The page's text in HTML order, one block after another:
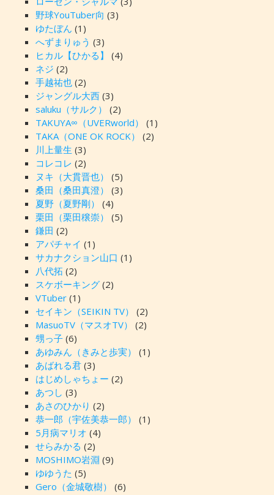
野球YouTuber向 (3)
ゆたぼん (1)
へずまりゅう (3)
ヒカル【ひかる】
(4)
ネジ (2)
手越祐也(2)
ジャングル大西(3)
saluku（サルク）
(2)
TAKUYA∞（UVERworld）
(1)
TAKA（ONE OK ROCK）
(2)
川上量生 (3)
コレコレ (2)
ヌキ（大貫晋也）
(5)
桑田（桑田真澄）
(3)
夏野（夏野剛）
(4)
栗田（栗田穣崇）
(5)
鎌田 (2)
アパチャイ (1)
サカナクション山口 (1)
八代拓 (2)
スケボーキング(2)
VTuber(1)
セイキン（SEIKIN TV）
(2)
MasuoTV（マスオTV）
(2)
甥っ子(6)
あゆみん（きみと歩実）
(1)
あばれる君(3)
はじめしゃちょー (2)
あつし (3)
あさのひかり (2)
恭一郎（宇佐美恭一郎）
(1)
5月病マリオ (4)
せらみかる (2)
MOSHIMO岩淵 (9)
ゆゆうた (5)
Gero（金城敬樹）
(6)